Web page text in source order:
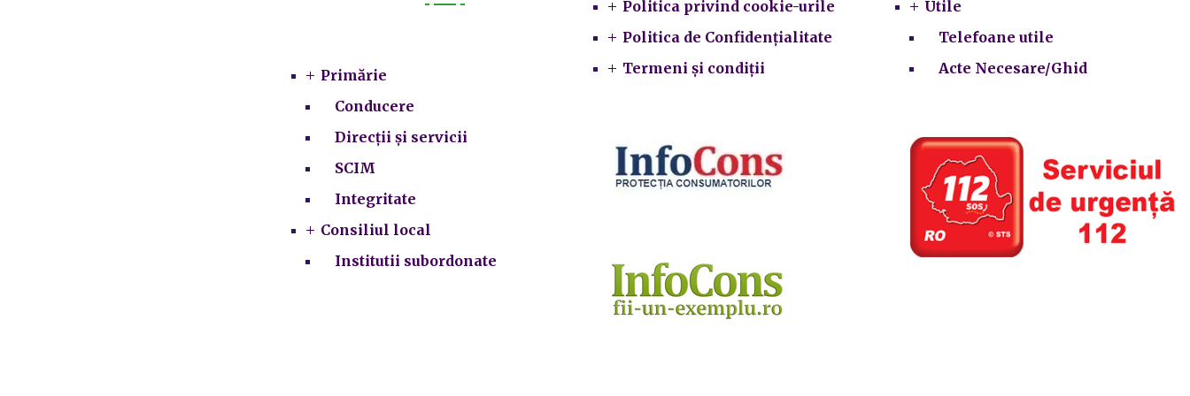
Primărie
Conducere
Direcții și servicii
SCIM
Integritate
Consiliul local
Institutii subordonate
Politica privind cookie-urile
Politica de Confidențialitate
Termeni și condiții
Utile
Telefoane utile
Acte Necesare/Ghid